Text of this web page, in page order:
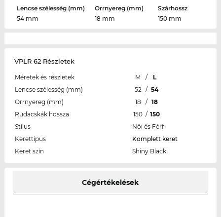
Lencse szélesség (mm)
54 mm
Orrnyereg (mm)
18 mm
Szárhossz
150 mm
VPLR 62 Részletek
Méretek és részletek M /
L
Lencse szélesség (mm)
52 / 54
Orrnyereg (mm)
18 / 18
Rudacskák hossza
150 / 150
Stílus
Női és Férfi
Kerettipus
Komplett keret
Keret szín
Shiny Black
Cégértékelések